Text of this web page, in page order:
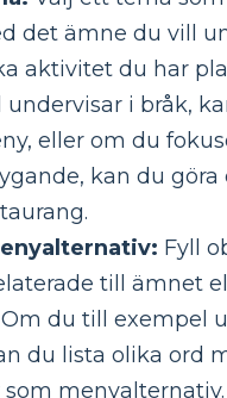
det ämne du vill
aktivitet du har
i bråk,
eller om du
kan du
Fyll
till ämnet
du till exempel
du lista olika ord